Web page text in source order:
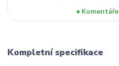
Komentáře
Kompletní specifikace